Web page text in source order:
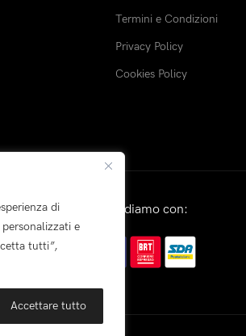
di
e
tutti”,
Accettare tutto
Termini e Condizioni
Privacy Policy
Cookies Policy
Spediamo con: